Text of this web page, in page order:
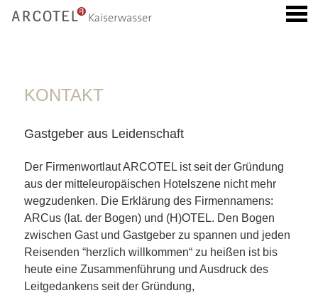
KONTAKT
Gastgeber aus Leidenschaft
Der Firmenwortlaut ARCOTEL ist seit der Gründung
aus der mitteleuropäischen Hotelszene nicht mehr
wegzudenken. Die Erklärung des Firmennamens:
ARCus (lat. der Bogen) und (H)OTEL. Den Bogen
zwischen Gast und Gastgeber zu spannen und jeden
Reisenden “herzlich willkommen“ zu heißen ist bis
heute eine Zusammenführung und Ausdruck des
Leitgedankens seit der Gründung,